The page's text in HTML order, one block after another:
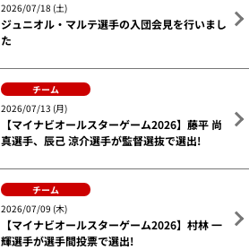
2026/07/18 (土)
ジュニオル・マルテ選手の入団会見を行いまし
た
チーム
2026/07/13 (月)
【マイナビオールスターゲーム2026】藤平 尚
真選手、辰己 涼介選手が監督選抜で選出!
チーム
2026/07/09 (木)
【マイナビオールスターゲーム2026】村林 一
輝選手が選手間投票で選出!